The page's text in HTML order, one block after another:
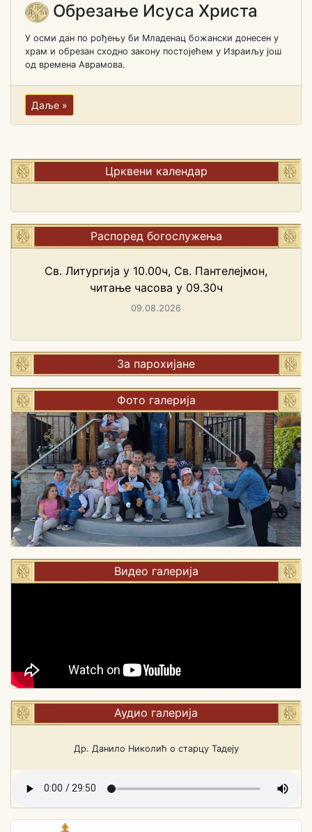
Обрезање Исуса Христа
У осми дан по рођењу би Младенац божански донесен у
храм и обрезан сходно закону постојећем у Израиљу још
од времена Аврамова.
Даље »
Црквени календар
Распоред богослужења
Св. Литургија у 10.00ч, Св. Пантелејмон,
читање часова у 09.30ч
09.08.2026
За парохијане
Фото галерија
Видео галерија
Аудио галерија
Др. Данило Николић о старцу Тадеју